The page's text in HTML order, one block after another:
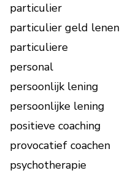
particulier
particulier geld lenen
particuliere
personal
persoonlijk lening
persoonlijke lening
positieve coaching
provocatief coachen
psychotherapie